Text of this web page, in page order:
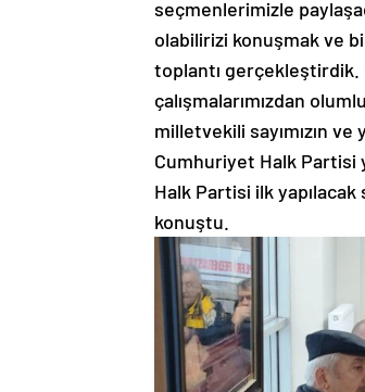
seçmenlerimizle
olabilirizi konuşmak ve
toplantı gerçekleştirdik.
çalışmalarımızdan
milletvekili sayımızın
Cumhuriyet Halk Partisi
Halk Partisi ilk yapılacak
konuştu.